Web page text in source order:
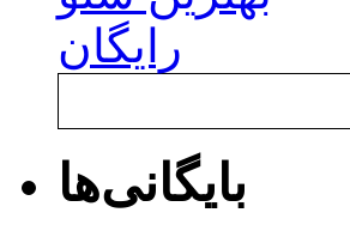
رایگان
بایگانی‌ها